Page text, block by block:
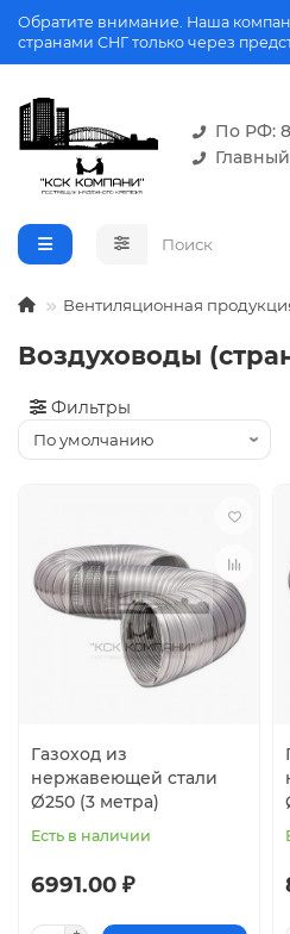
Обратите внимание. Наша
странами СНГ только через
По РФ:
Вентиляционная
Воздуховоды
Фильтры
Газоход из
нержавеющей стали
Ø250 (3 метра)
Есть в наличии
6991.00 ₽